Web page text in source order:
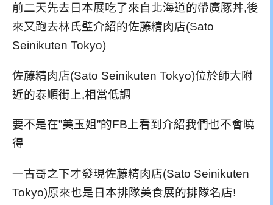
前二天先去日本展吃了來自北海道的帶廣豚丼,後
來又跑去林氏璧介紹的佐藤精肉店(Sato
Seinikuten Tokyo)
佐藤精肉店(Sato Seinikuten Tokyo)位於師大附
近的泰順街上,相當低調
要不是在”美玉姐”的FB上看到介紹我們也不會曉
得
一古哥之下才發現佐藤精肉店(Sato Seinikuten
Tokyo)原來也是日本排隊美食展的排隊名店!